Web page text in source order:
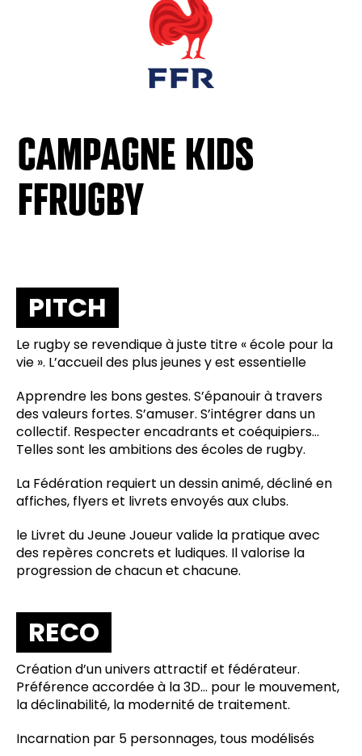
CAMPAGNE KIDS
FFRUGBY
PITCH
Le rugby se revendique à juste titre « école pour la
vie ». L’accueil des plus jeunes y est essentielle
Apprendre les bons gestes. S’épanouir à travers
des valeurs fortes. S’amuser. S’intégrer dans un
collectif. Respecter encadrants et coéquipiers…
Telles sont les ambitions des écoles de rugby.
La Fédération requiert un dessin animé, décliné en
affiches, flyers et livrets envoyés aux clubs.
le Livret du Jeune Joueur valide la pratique avec
des repères concrets et ludiques. Il valorise la
progression de chacun et chacune.
RECO
Création d’un univers attractif et fédérateur.
Préférence accordée à la 3D… pour le mouvement,
la déclinabilité, la modernité de traitement.
Incarnation par 5 personnages, tous modélisés